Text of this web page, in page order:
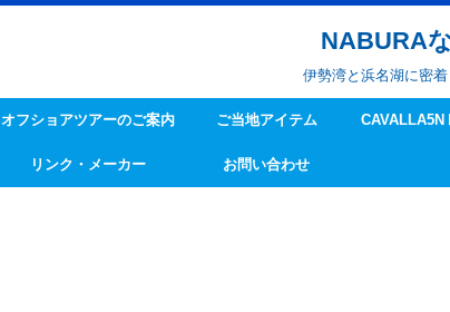
NABURA
伊勢湾と浜名湖に密
オフショアツアーのご案内 ご当地アイテム
リンク・メーカー お問い合わせ